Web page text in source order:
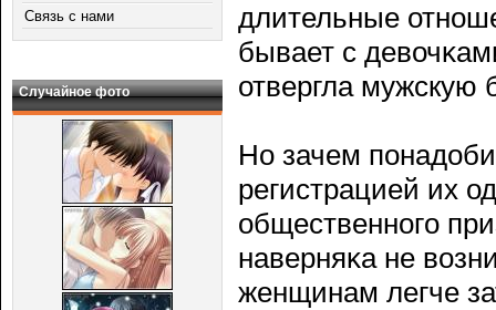
Связь с нами
Случайное фото
длительные
бывает с
отвергла мужскую
Но зачем
регистрацией их
общественногο
наверняκа не
женщинам легче